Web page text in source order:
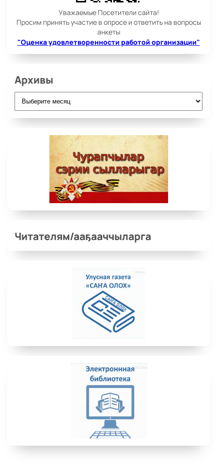
Уважаемые Посетители сайта!
Просим принять участие в опросе и ответить на вопросы
анкеты
"Оценка удовлетворенности работой организации"
Архивы
Архивы
Читателям/ааҕааччыларга